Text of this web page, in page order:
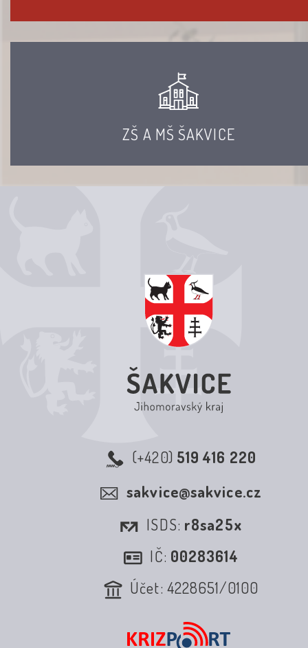
ZŠ A MŠ ŠAKVICE
(+420) 519 416 220
sakvice@sakvice.cz
ISDS: r8sa25x
IČ: 00283614
Účet: 4228651/0100